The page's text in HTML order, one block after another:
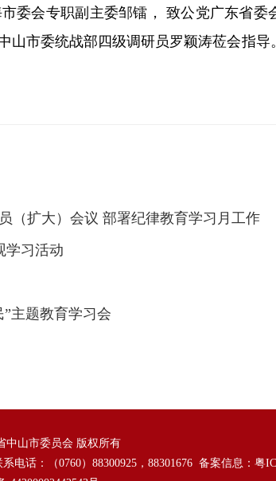
委会专职副主委邹镭， 致公党广东省委
市委统战部四级调研员罗颖涛莅会指
（扩大）会议 部署纪律教育学习月工作
学习活动
主题教育学习会
中山市委员会 版权所有
话：（0760）88300925，88301676 备案信息：粤